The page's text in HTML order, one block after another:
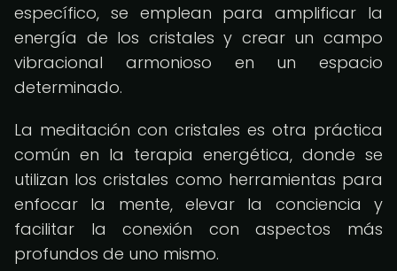
específico, se emplean para amplificar la
energía de los cristales y crear un campo
vibracional armonioso en un espacio
determinado.
La meditación con cristales es otra práctica
común en la terapia energética, donde se
utilizan los cristales como herramientas para
enfocar la mente, elevar la conciencia y
facilitar la conexión con aspectos más
profundos de uno mismo.